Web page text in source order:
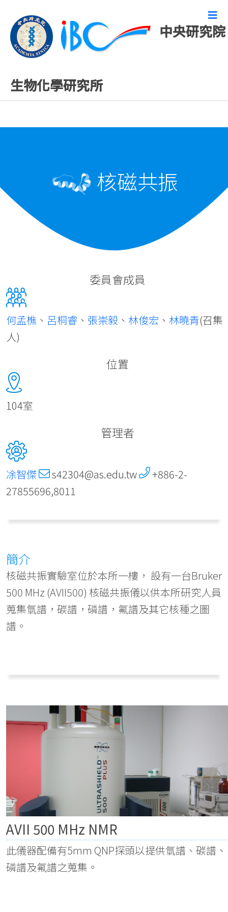
中央研究院
生物化學研究所化學設施
核磁共振
委員會成員
何孟樵 、 呂桐睿 、 張崇毅 、 林俊宏 、 林曉青(召集
人)
位置
104室
管理者
凃智傑 s42304@as.edu.tw
+886-2-
27855696,8011
簡介
核磁共振實驗室位於本所一樓， 設有一台Bruker
500 MHz (AVII500) 核磁共振儀以供本所研究人員
蒐集氫譜，碳譜，磷譜，氟譜及其它核種之圖
譜。
AVII 500 MHz NMR
此儀器配備有5mm QNP探頭以提供氫譜、碳譜、
磷譜及氟譜之蒐集。